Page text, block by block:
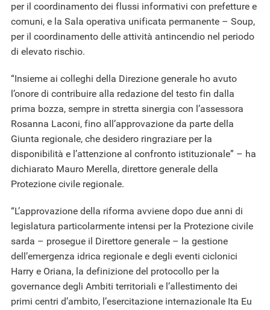
per il coordinamento dei flussi informativi con prefetture e
comuni, e la Sala operativa unificata permanente – Soup,
per il coordinamento delle attività antincendio nel periodo
di elevato rischio.
“Insieme ai colleghi della Direzione generale ho avuto
l’onore di contribuire alla redazione del testo fin dalla
prima bozza, sempre in stretta sinergia con l’assessora
Rosanna Laconi, fino all’approvazione da parte della
Giunta regionale, che desidero ringraziare per la
disponibilità e l’attenzione al confronto istituzionale” – ha
dichiarato Mauro Merella, direttore generale della
Protezione civile regionale.
“L’approvazione della riforma avviene dopo due anni di
legislatura particolarmente intensi per la Protezione civile
sarda – prosegue il Direttore generale – la gestione
dell’emergenza idrica regionale e degli eventi ciclonici
Harry e Oriana, la definizione del protocollo per la
governance degli Ambiti territoriali e l’allestimento dei
primi centri d’ambito, l’esercitazione internazionale Ita Eu